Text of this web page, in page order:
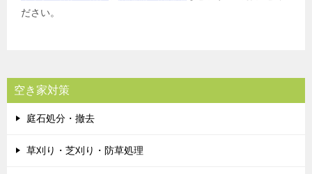
ださい。
空き家対策
庭石処分・撤去
草刈り・芝刈り・防草処理